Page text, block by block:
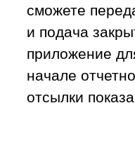
сможете
и подача
приложение
начале
отсылки